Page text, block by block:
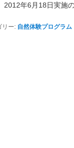
2012年6月18日実施
リー: 自然体験プログラ